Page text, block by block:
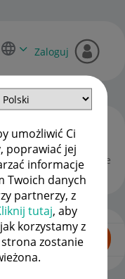
umożliwić Ci
poprawiać jej
informacje
Twoich danych
partnerzy, z
tutaj, aby
korzystamy z
zostanie
Zaloguj
nadań i odbiorów
(Allegro One